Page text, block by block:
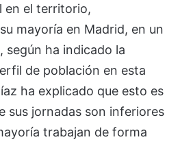
en el territorio,
mayoría en Madrid, en un
según ha indicado la
de población en esta
ha explicado que esto es
sus jornadas son inferiores
trabajan de forma